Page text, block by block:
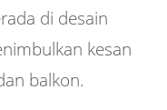
di desain
kesan
balkon.